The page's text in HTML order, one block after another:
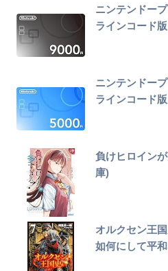
ニンテンドー
ラインコード版
ニンテンドー
ラインコード版
負けヒロイン
庫)
オルクセン王
如何にして平